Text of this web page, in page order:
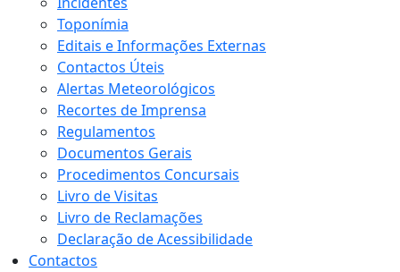
Toponímia
Editais e Informações Externas
Contactos Úteis
Alertas Meteorológicos
Recortes de Imprensa
Regulamentos
Documentos Gerais
Procedimentos Concursais
Livro de Visitas
Livro de Reclamações
Declaração de Acessibilidade
Contactos